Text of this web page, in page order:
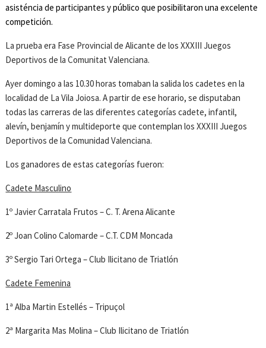
asisténcia de participantes y público que posibilitaron una excelente
competición.
La prueba era Fase Provincial de Alicante de los XXXIII Juegos
Deportivos de la Comunitat Valenciana.
Ayer domingo a las 10.30 horas tomaban la salida los cadetes en la
localidad de La Vila Joiosa. A partir de ese horario, se disputaban
todas las carreras de las diferentes categorías cadete, infantil,
alevín, benjamín y multideporte que contemplan los XXXIII Juegos
Deportivos de la Comunidad Valenciana.
Los ganadores de estas categorías fueron:
Cadete Masculino
1º Javier Carratala Frutos – C. T. Arena Alicante
2º Joan Colino Calomarde – C.T. CDM Moncada
3º Sergio Tari Ortega – Club Ilicitano de Triatlón
Cadete Femenina
1ª Alba Martin Estellés – Tripuçol
2ª Margarita Mas Molina – Club Ilicitano de Triatlón